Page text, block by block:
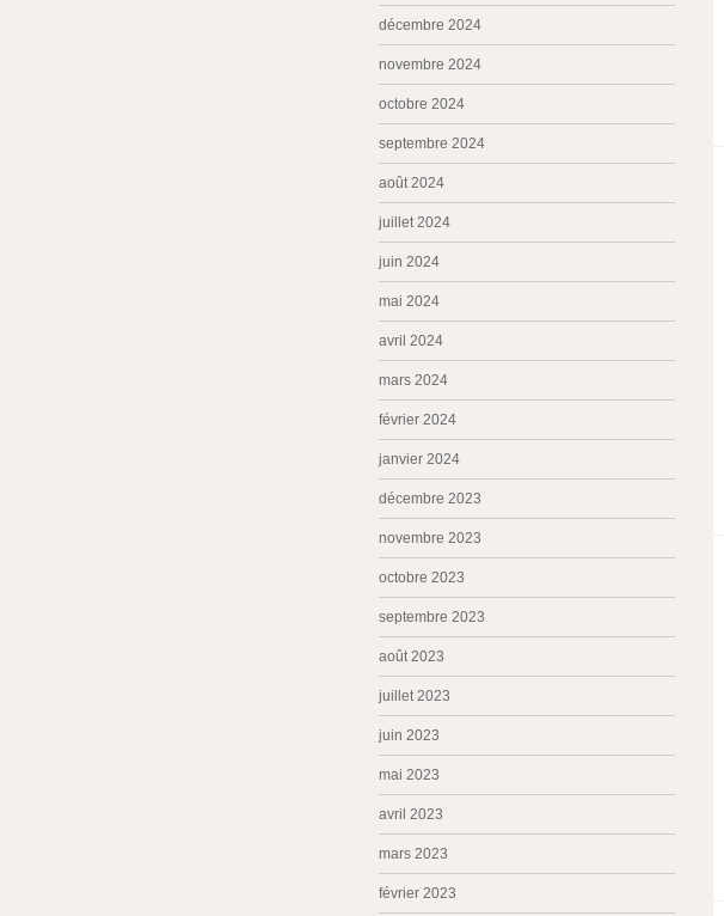
décembre 2024
novembre 2024
octobre 2024
septembre 2024
août 2024
juillet 2024
juin 2024
mai 2024
avril 2024
mars 2024
février 2024
janvier 2024
décembre 2023
novembre 2023
octobre 2023
septembre 2023
août 2023
juillet 2023
juin 2023
mai 2023
avril 2023
mars 2023
février 2023